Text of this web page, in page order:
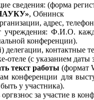
сведения: (форма
, Обнинск
адрес,
учреждения: Ф.И.О.
конференции).
делегации,
отеле (с указанием даты
текст работы (формат
конференции для
у участника).
за участие в